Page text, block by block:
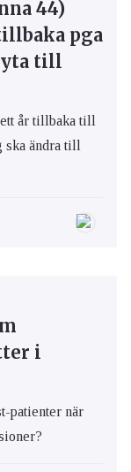
44)
pga
till
år tillbaka till
ska ändra till
i
patienter när